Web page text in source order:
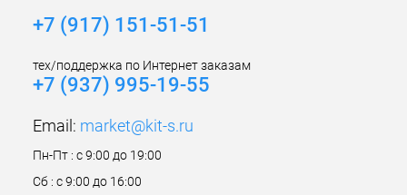
+7 (917) 151-51-51
тех/поддержка по Интернет заказам
+7 (937) 995-19-55
Email: market@kit-s.ru
Пн-Пт : с 9:00 до 19:00
Сб : с 9:00 до 16:00